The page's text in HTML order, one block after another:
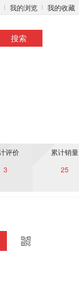
我的浏览 我的收藏
搜索
评价
3
累计销量
25